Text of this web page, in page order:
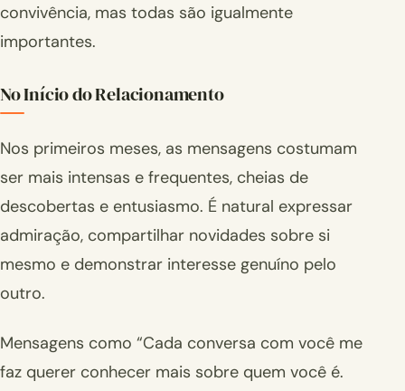
convivência, mas todas são igualmente
importantes.
No Início do Relacionamento
Nos primeiros meses, as mensagens costumam
ser mais intensas e frequentes, cheias de
descobertas e entusiasmo. É natural expressar
admiração, compartilhar novidades sobre si
mesmo e demonstrar interesse genuíno pelo
outro.
Mensagens como “Cada conversa com você me
faz querer conhecer mais sobre quem você é.